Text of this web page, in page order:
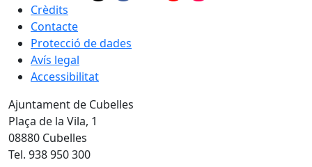
Crèdits
Contacte
Protecció de dades
Avís legal
Accessibilitat
Ajuntament de Cubelles
Plaça de la Vila, 1
08880 Cubelles
Tel. 938 950 300